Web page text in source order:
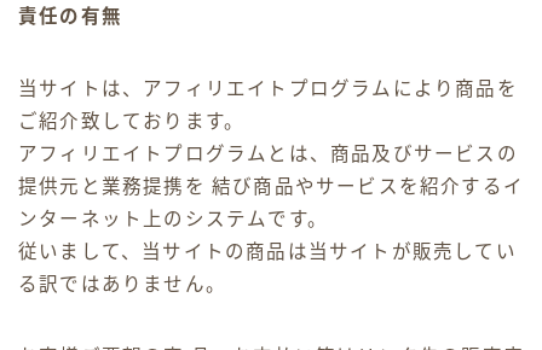
責任の有無
当サイトは、アフィリエイトプログラムにより商品を
ご紹介致しております。
アフィリエイトプログラムとは、商品及びサービスの
提供元と業務提携を 結び商品やサービスを紹介するイ
ンターネット上のシステムです。
従いまして、当サイトの商品は当サイトが販売してい
る訳ではありません。